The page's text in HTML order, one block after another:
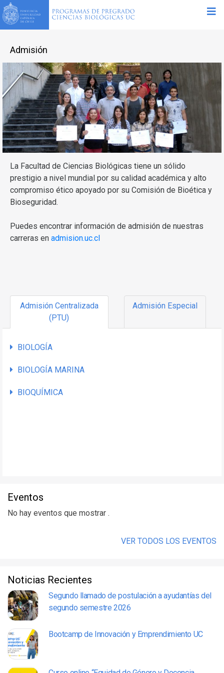
Admisión
La Facultad de Ciencias Biológicas tiene un sólido
prestigio a nivel mundial por su calidad académica y alto
compromiso ético apoyado por su Comisión de Bioética y
Bioseguridad.
Puedes encontrar información de admisión de nuestras
carreras en admision.uc.cl
Admisión Centralizada
(PTU)
Admisión Especial
BIOLOGÍA
BIOLOGÍA MARINA
BIOQUÍMICA
Eventos
No hay eventos que mostrar .
VER TODOS LOS EVENTOS
Noticias Recientes
Segundo llamado de postulación a ayudantías del
segundo semestre 2026
Bootcamp de Innovación y Emprendimiento UC